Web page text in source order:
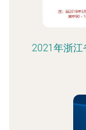
2021年浙